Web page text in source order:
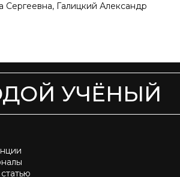
Сергеевна, Галицкий Александр
УЧЁНЫЙ